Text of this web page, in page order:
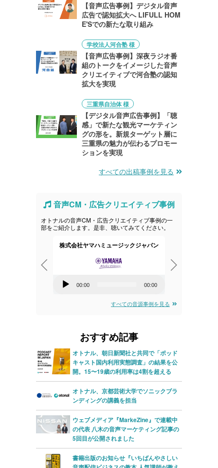
【音声広告事例】デジタル音声
広告で認知拡大へ LIFULL HOM
E'Sでの新たな取り組み
学校法人河合塾 様
【音声広告事例】深夜ラジオ番
組のトークをイメージした音声
クリエイティブで河合塾の認知
拡大を実現
三重県自治体 様
【デジタル音声広告事例】「聴
感」で新たな観光マーケティン
グの形を。新規ターゲット層に
三重県の魅力が伝わるプロモー
ションを実現
すべての出稿事例を見る
音声CM・広告クリエイティブ事例
オトナルの音声CM・広告クリエイティブ事例の一
部をご紹介します。是非、聴いてみてください。
株式会社ヤマハミュージックジャパン
ヤ
ー
00:00 00:00
ヤ
ー
すべての音源事例を見る
おすすめ記事
オトナル、朝日新聞社と共同で「ポッド
キャスト国内利用実態調査」の結果を公
開。15〜19歳の利用率は4割を超える
オトナル、京都芸術大学でソニックブラ
ンディングの講義を担当
ウェブメディア『MarkeZine』で連載中
の代表 八木の音声マーケティング記事の
5回目が公開されました
書籍出版のお知らせ『いちばんやさしい